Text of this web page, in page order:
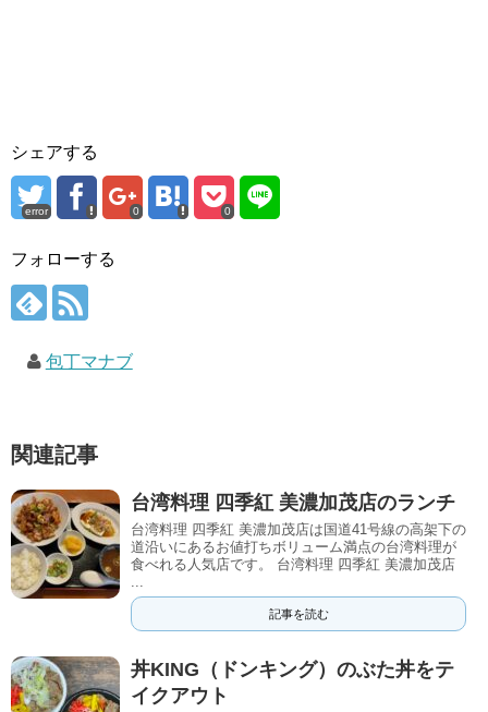
シェアする
error 0 0
フォローする
包丁マナブ
関連記事
台湾料理 四季紅 美濃加茂店のランチ
台湾料理 四季紅 美濃加茂店は国道41号線の高架下の
道沿いにあるお値打ちボリューム満点の台湾料理が
食べれる人気店です。 台湾料理 四季紅 美濃加茂店
記事を読む
丼KING（ドンキング）のぶた丼をテ
イクアウト